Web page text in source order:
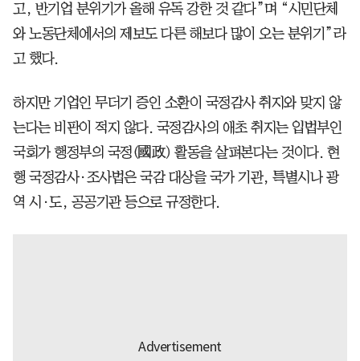
고, 반기업 분위기가 올해 유독 강한 것 같다”며 “시민단체
와 노동단체에서의 제보도 다른 해보다 많이 오는 분위기”라
고 했다.
하지만 기업인 무더기 증인 소환이 국정감사 취지와 맞지 않
는다는 비판이 적지 않다. 국정감사의 애초 취지는 입법부인
국회가 행정부의 국정(國政) 활동을 살펴본다는 것이다. 현
행 국정감사·조사법은 국감 대상을 국가 기관, 특별시나 광
역 시·도, 공공기관 등으로 규정한다.